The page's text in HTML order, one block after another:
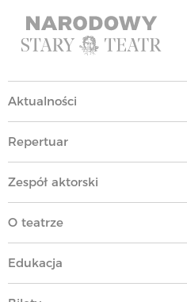
Aktualności
Repertuar
Zespół aktorski
O teatrze
Edukacja